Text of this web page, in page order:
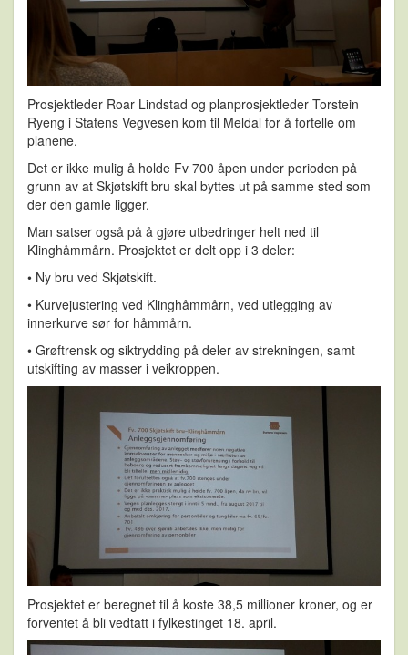
Prosjektleder Roar Lindstad og planprosjektleder Torstein
Ryeng i Statens Vegvesen kom til Meldal for å fortelle om
planene.
Det er ikke mulig å holde Fv 700 åpen under perioden på
grunn av at Skjøtskift bru skal byttes ut på samme sted som
der den gamle ligger.
Man satser også på å gjøre utbedringer helt ned til
Klinghåmmårn. Prosjektet er delt opp i 3 deler:
• Ny bru ved Skjøtskift.
• Kurvejustering ved Klinghåmmårn, ved utlegging av
innerkurve sør for håmmårn.
• Grøftrensk og siktrydding på deler av strekningen, samt
utskifting av masser i veikroppen.
Prosjektet er beregnet til å koste 38,5 millioner kroner, og er
forventet å bli vedtatt i fylkestinget 18. april.